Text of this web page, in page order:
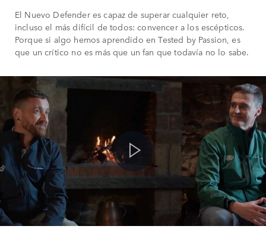
El Nuevo Defender es capaz de superar cualquier reto,
incluso el más difícil de todos: convencer a los escépticos.
Porque si algo hemos aprendido en Tested by Passion, es
que un crítico no es más que un fan que todavía no lo sabe.